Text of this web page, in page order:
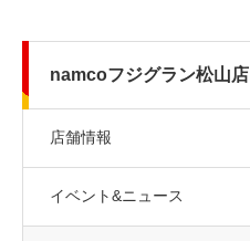
namcoフジグラン松山店
店舗情報
イベント&ニュース